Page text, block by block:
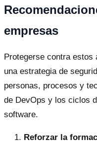
empresas
Protegerse contra estos
una estrategia de
personas, procesos y
de DevOps y los ciclos
software.
Reforzar la